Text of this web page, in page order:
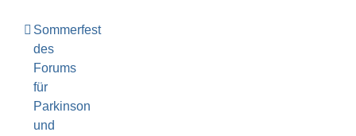
Sommerfest
des
Forums
für
Parkinson
und